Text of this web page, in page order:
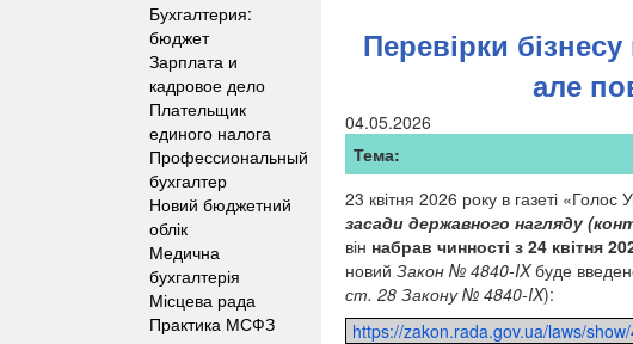
Бухгалтерия:
бюджет
Зарплата и
кадровое дело
Плательщик
единого налога
Профессиональный
бухгалтер
Новий бюджетний
облік
Медична
бухгалтерія
Місцева рада
Практика МСФЗ
Перевірки
але
04.05.2026
Тема:
23 квітня 2026 року в газеті
засади державного нагляду
він набрав чинності з 24 квітня
новий Закон № 4840-IXбуде
ст. 28 Закону № 4840-IX):
https://zakon.rada.gov.ua/laws/